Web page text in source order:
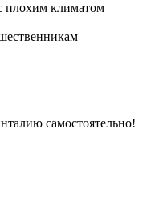
плохим климатом
самостоятельно!